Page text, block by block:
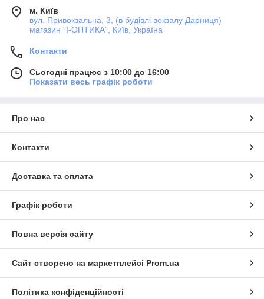
м. Київ
вул. Привокзальна, 3, (в будівлі вокзалу Дарниця)
магазин "I-ОПТИКА", Київ, Україна
Контакти
Сьогодні працює з 10:00 до 16:00
Показати весь графік роботи
Про нас
Контакти
Доставка та оплата
Графік роботи
Повна версія сайту
Сайт створено на маркетплейсі Prom.ua
Політика конфіденційності